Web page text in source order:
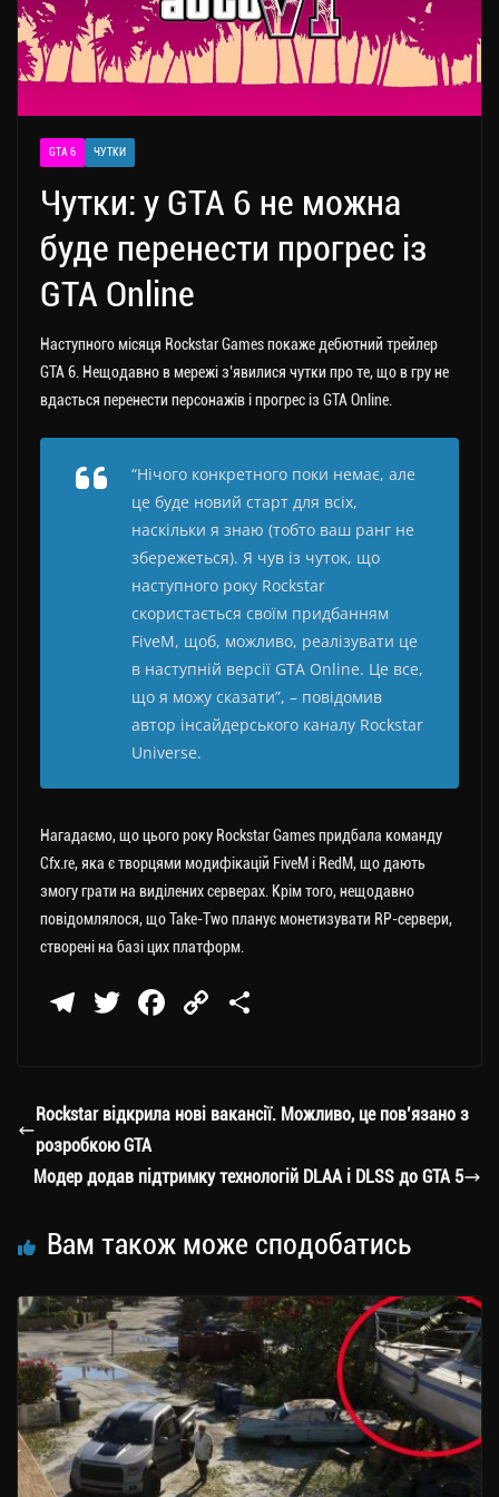
GTA 6 ЧУТКИ
Чутки: у GTA 6 не можна
буде перенести прогрес із
GTA Online
Наступного місяця Rockstar Games покаже дебютний трейлер
GTA 6. Нещодавно в мережі з’явилися чутки про те, що в гру не
вдасться перенести персонажів і прогрес із GTA Online.
“Нічого конкретного поки немає, але
це буде новий старт для всіх,
наскільки я знаю (тобто ваш ранг не
збережеться). Я чув із чуток, що
наступного року Rockstar
скористається своїм придбанням
FiveM, щоб, можливо, реалізувати це
в наступній версії GTA Online. Це все,
що я можу сказати”, – повідомив
автор інсайдерського каналу Rockstar
Universe.
Нагадаємо, що цього року Rockstar Games придбала команду
Cfx.re, яка є творцями модифікацій FiveM і RedM, що дають
змогу грати на виділених серверах. Крім того, нещодавно
повідомлялося, що Take-Two планує монетизувати RP-сервери,
створені на базі цих платформ.
Te
a
m
T
er
Fa
ok
C
Li ли
ся
Rockstar відкрила нові вакансії. Можливо, це пов’язано з
розробкою GTA
Модер додав підтримку технологій DLAA і DLSS до GTA 5
Вам також може сподобатись